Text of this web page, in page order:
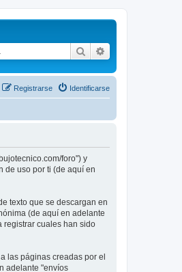
Buscar
Identificarse
Registrarse
foro") y
de uso por ti (de aquí en
texto que se descargan en
(de aquí en adelante
registrar cuales han sido
las páginas creadas por el
adelante "envíos